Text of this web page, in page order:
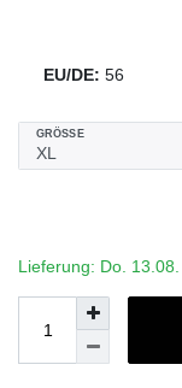
EU/DE: 56
GRÖSSE
Lieferung: Do.